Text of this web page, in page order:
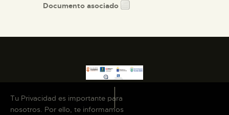
Documento asociado
Tu Privacidad es importante para
nosotros. Por ello, te informamos